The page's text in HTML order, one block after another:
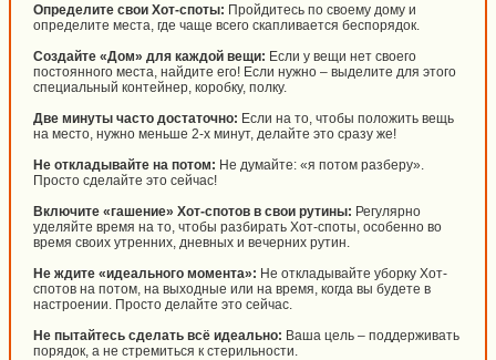
Определите свои Хот-споты: Пройдитесь по своему дому и
определите места, где чаще всего скапливается беспорядок.
Создайте «Дом» для каждой вещи: Если у вещи нет своего
постоянного места, найдите его! Если нужно – выделите для этого
специальный контейнер, коробку, полку.
Две минуты часто достаточно: Если на то, чтобы положить вещь
на место, нужно меньше 2-х минут, делайте это сразу же!
Не откладывайте на потом: Не думайте: «я потом разберу».
Просто сделайте это сейчас!
Включите «гашение» Хот-спотов в свои рутины: Регулярно
уделяйте время на то, чтобы разбирать Хот-споты, особенно во
время своих утренних, дневных и вечерних рутин.
Не ждите «идеального момента»: Не откладывайте уборку Хот-
спотов на потом, на выходные или на время, когда вы будете в
настроении. Просто делайте это сейчас.
Не пытайтесь сделать всё идеально: Ваша цель – поддерживать
порядок, а не стремиться к стерильности.